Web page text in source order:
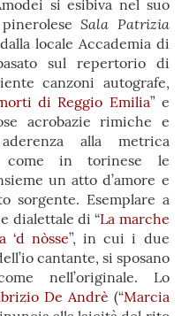
si esibiva nel suo
Sala Patrizia
locale Accademia di
sul repertorio di
canzoni autografe,
di Reggio Emilia” e
acrobazie rimiche e
alla metrica
come in torinese le
un atto d’amore e
sorgente. Esemplare a
dialettale di “La marche
‘d nòsse”, in cui i due
cantante, si sposano
nell’originale. Lo
De Andrè (“Marcia